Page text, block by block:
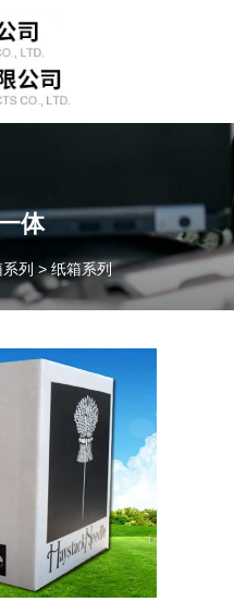
纸板
体
列 >纸箱系列